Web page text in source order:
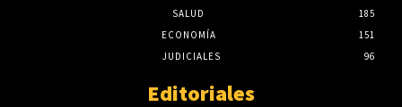
SALUD
185
ECONOMÍA
151
JUDICIALES
96
Editoriales